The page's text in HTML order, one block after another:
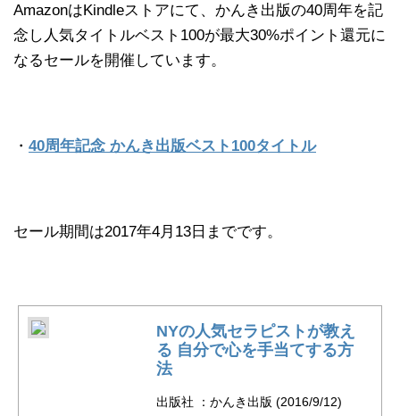
AmazonはKindleストアにて、かんき出版の40周年を記
念し人気タイトルベスト100が最大30%ポイント還元に
なるセールを開催しています。
・ 40周年記念 かんき出版ベスト100タイトル
セール期間は2017年4月13日までです。
NYの人気セラピストが教え
る 自分で心を手当てする方
法
出版社 ：かんき出版 (2016/9/12)